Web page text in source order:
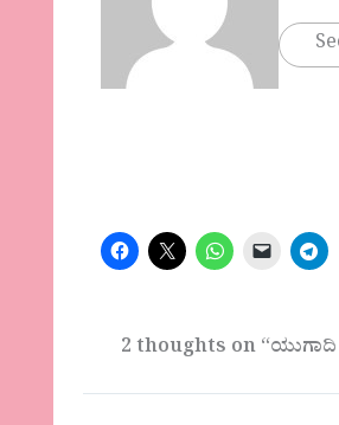
2 thoughts on “ಯುಗಾದಿ